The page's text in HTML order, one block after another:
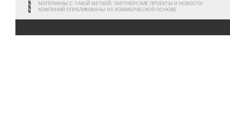
МАТЕРИАЛЫ С ТАКОЙ МЕТКОЙ, ПАРТНЕРСКИЕ ПРОЕКТЫ И НОВОСТИ
КОМПАНИЙ ОПУБЛИКОВАНЫ НА КОММЕРЧЕСКОЙ ОСНОВЕ